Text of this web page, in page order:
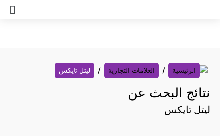
الرئيسية العلامات التجارية ليتل تايكس
نتائج البحث عن
ليتل تايكس